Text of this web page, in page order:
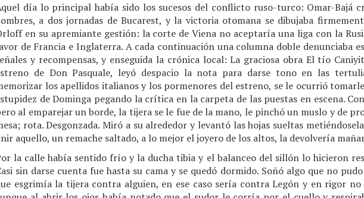
día lo principal había sido los sucesos del conflicto ruso-turco: Omar-Bajá
a dos jornadas de Bucarest, y la victoria otomana se dibujaba
en su apremiante gestión: la corte de Viena no aceptaría una liga con la
de Francia e Inglaterra. A cada continuación una columna doble denunciaba
y recompensas, y enseguida la crónica local: La graciosa obra El tío
de Don Pasquale, leyó despacio la nota para darse tono en las
los apellidos italianos y los pormenores del estreno, se le ocurrió
de Dominga pegando la crítica en la carpeta de las puestas en escena.
al emparejar un borde, la tijera se le fue de la mano, le pinchó un muslo y de
rota. Desgonzada. Miró a su alrededor y levantó las hojas sueltas
aquello, un remache saltado, a lo mejor el joyero de los altos, la devolvería
la calle había sentido frío y la ducha tibia y el balanceo del sillón lo hicieron
sin darse cuenta fue hasta su cama y se quedó dormido. Soñó algo que no
esgrimía la tijera contra alguien, en ese caso sería contra Legón y en rigor